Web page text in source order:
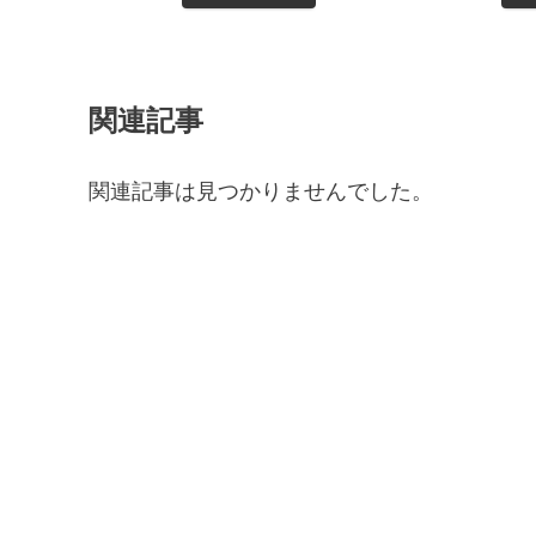
関連記事
関連記事は見つかりませんでした。